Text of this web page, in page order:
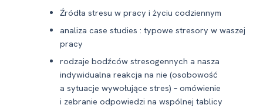
Źródła stresu w pracy i życiu codziennym
analiza case studies : typowe stresory w waszej
pracy
rodzaje bodźców stresogennych a nasza
indywidualna reakcja na nie (osobowość
a sytuacje wywołujące stres) – omówienie
i zebranie odpowiedzi na wspólnej tablicy